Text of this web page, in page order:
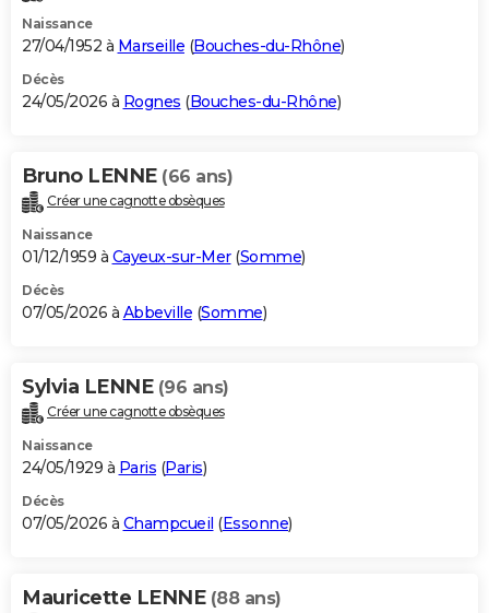
Naissance
27/04/1952 à Marseille (Bouches-du-Rhône)
Décès
24/05/2026 à Rognes (Bouches-du-Rhône)
Bruno LENNE (66 ans)
Créer une cagnotte obsèques
Naissance
01/12/1959 à Cayeux-sur-Mer(Somme)
Décès
07/05/2026 à Abbeville (Somme)
Sylvia LENNE (96 ans)
Créer une cagnotte obsèques
Naissance
24/05/1929 à Paris (Paris)
Décès
07/05/2026 à Champcueil (Essonne)
Mauricette LENNE (88 ans)